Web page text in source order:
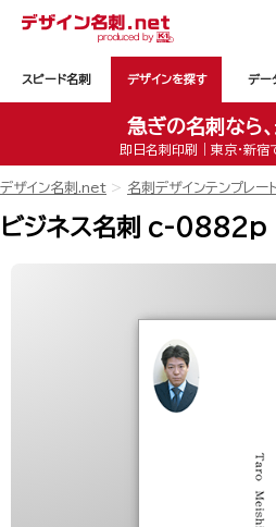
スピード名刺 デザインを探す デー
急ぎの名刺なら
即日名刺印刷｜東京・新宿
デザイン名刺.net 名刺デザインテンプレー
ビジネス名刺 c-0882p